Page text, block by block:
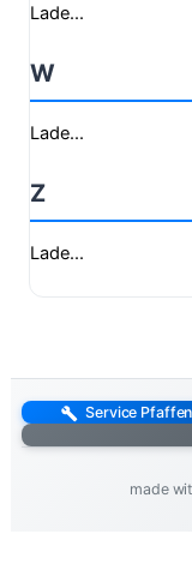
Lade...
W
Lade...
Z
Lade...
Service
made